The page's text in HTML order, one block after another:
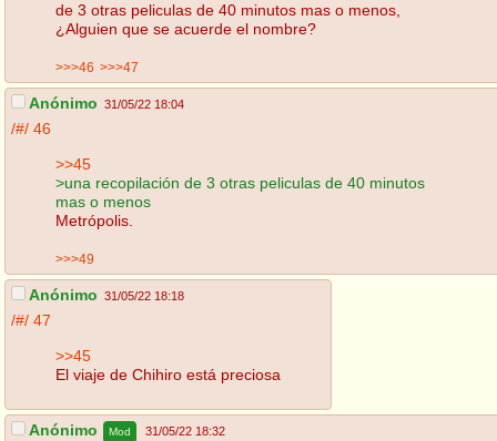
de 3 otras peliculas de 40 minutos mas o menos,
¿Alguien que se acuerde el nombre?
>>>46 >>>47
Anónimo 31/05/22 18:04
/#/ 46
>>45
>una recopilación de 3 otras peliculas de 40 minutos
mas o menos
Metrópolis.
>>>49
Anónimo 31/05/22 18:18
/#/ 47
>>45
El viaje de Chihiro está preciosa
Anónimo Mod 31/05/22 18:32